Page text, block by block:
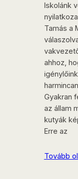
Iskolánk
Tamás a
ahhoz,
Gyakran
az állam
kutyák
Erre az
Tovább